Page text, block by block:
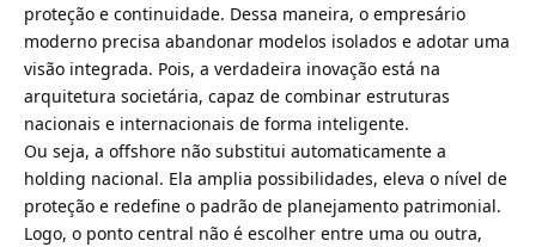
proteção e continuidade. Dessa maneira, o empresário
moderno precisa abandonar modelos isolados e adotar uma
visão integrada. Pois, a verdadeira inovação está na
arquitetura societária, capaz de combinar estruturas
nacionais e internacionais de forma inteligente.
Ou seja, a offshore não substitui automaticamente a
holding nacional. Ela amplia possibilidades, eleva o nível de
proteção e redefine o padrão de planejamento patrimonial.
Logo, o ponto central não é escolher entre uma ou outra,